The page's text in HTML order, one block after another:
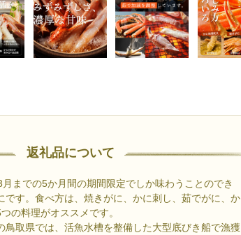
返礼品について
までの5か月間の期間限定でしか味わうことのでき
です。食べ方は、焼きがに、かに刺し、茹でがに、か
の料理がオススメです。
鳥取県では、活魚水槽を整備した大型底びき船で漁獲